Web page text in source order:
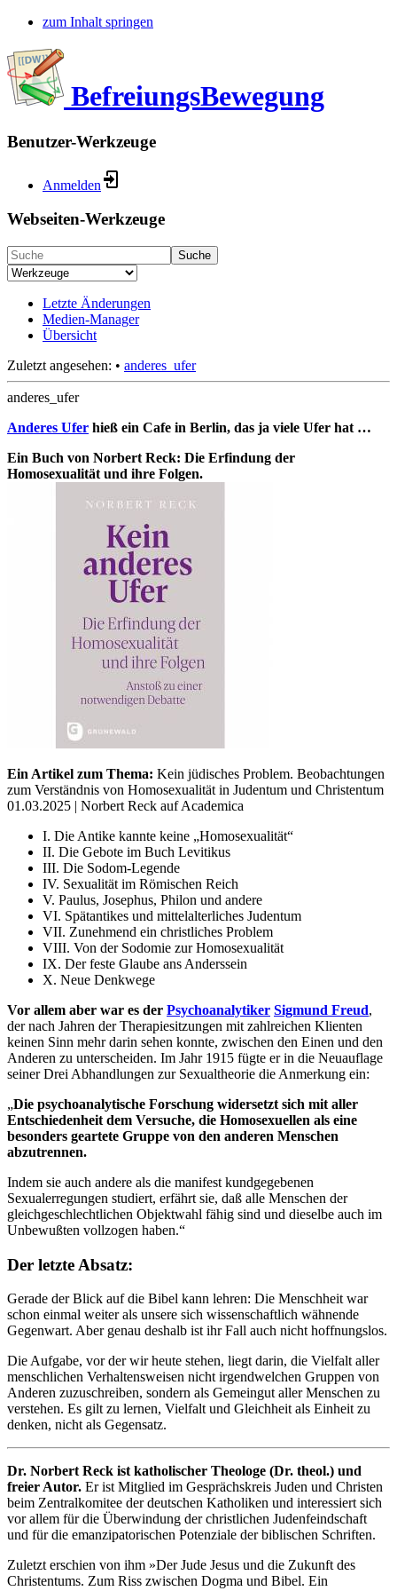
zum Inhalt springen
BefreiungsBewegung
Benutzer-Werkzeuge
Anmelden
Webseiten-Werkzeuge
Suche
Letzte Änderungen
Medien-Manager
Übersicht
Zuletzt angesehen: • anderes_ufer
anderes_ufer
Anderes Ufer hieß ein Cafe in Berlin, das ja viele Ufer hat …
Ein Buch von Norbert Reck: Die Erfindung der
Homosexualität und ihre Folgen.
Ein Artikel zum Thema: Kein jüdisches Problem. Beobachtungen
zum Verständnis von Homosexualität in Judentum und Christentum
01.03.2025 | Norbert Reck auf Academica
I. Die Antike kannte keine „Homosexualität“
II. Die Gebote im Buch Levitikus
III. Die Sodom-Legende
IV. Sexualität im Römischen Reich
V. Paulus, Josephus, Philon und andere
VI. Spätantikes und mittelalterliches Judentum
VII. Zunehmend ein christliches Problem
VIII. Von der Sodomie zur Homosexualität
IX. Der feste Glaube ans Anderssein
X. Neue Denkwege
Vor allem aber war es der Psychoanalytiker Sigmund Freud,
der nach Jahren der Therapiesitzungen mit zahlreichen Klienten
keinen Sinn mehr darin sehen konnte, zwischen den Einen und den
Anderen zu unterscheiden. Im Jahr 1915 fügte er in die Neuauflage
seiner Drei Abhandlungen zur Sexualtheorie die Anmerkung ein:
„Die psychoanalytische Forschung widersetzt sich mit aller
Entschiedenheit dem Versuche, die Homosexuellen als eine
besonders geartete Gruppe von den anderen Menschen
abzutrennen.
Indem sie auch andere als die manifest kundgegebenen
Sexualerregungen studiert, erfährt sie, daß alle Menschen der
gleichgeschlechtlichen Objektwahl fähig sind und dieselbe auch im
Unbewußten vollzogen haben.“
Der letzte Absatz:
Gerade der Blick auf die Bibel kann lehren: Die Menschheit war
schon einmal weiter als unsere sich wissenschaftlich wähnende
Gegenwart. Aber genau deshalb ist ihr Fall auch nicht hoffnungslos.
Die Aufgabe, vor der wir heute stehen, liegt darin, die Vielfalt aller
menschlichen Verhaltensweisen nicht irgendwelchen Gruppen von
Anderen zuzuschreiben, sondern als Gemeingut aller Menschen zu
verstehen. Es gilt zu lernen, Vielfalt und Gleichheit als Einheit zu
denken, nicht als Gegensatz.
Dr. Norbert Reck ist katholischer Theologe (Dr. theol.) und
freier Autor. Er ist Mitglied im Gesprächskreis Juden und Christen
beim Zentralkomitee der deutschen Katholiken und interessiert sich
vor allem für die Überwindung der christlichen Judenfeindschaft
und für die emanzipatorischen Potenziale der biblischen Schriften.
Zuletzt erschien von ihm »Der Jude Jesus und die Zukunft des
Christentums. Zum Riss zwischen Dogma und Bibel. Ein